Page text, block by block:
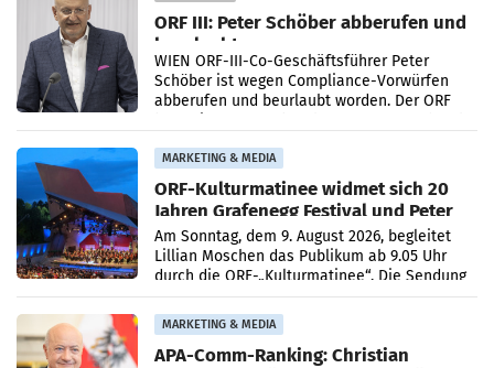
ORF III: Peter Schöber abberufen und
beurlaubt
WIEN ORF-III-Co-Geschäftsführer Peter
Schöber ist wegen Compliance-Vorwürfen
abberufen und beurlaubt worden. Der ORF
MARKETING & MEDIA
ORF-Kulturmatinee widmet sich 20
Jahren Grafenegg Festival und Peter
Simonischek
Am Sonntag, dem 9. August 2026, begleitet
Lillian Moschen das Publikum ab 9.05 Uhr
durch die ORF-„Kulturmatinee“. Die Sendung
startet mit der Dokumentation „20 Jahre
Grafenegg
MARKETING & MEDIA
APA-Comm-Ranking: Christian